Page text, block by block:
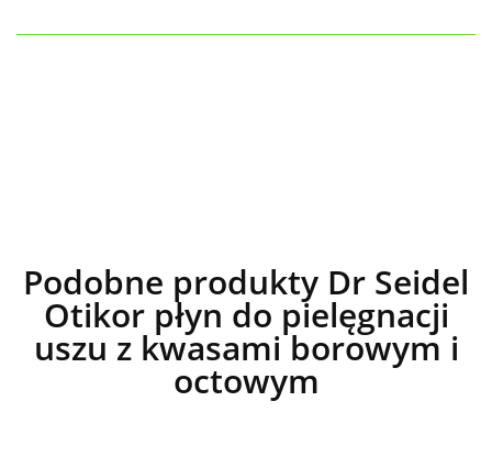
Podobne produkty Dr Seidel
Otikor płyn do pielęgnacji
uszu z kwasami borowym i
octowym